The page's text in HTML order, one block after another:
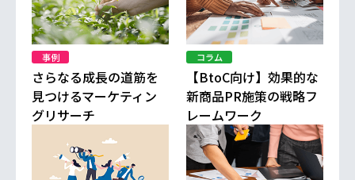
事例
さらなる成長の道筋を
見つけるマーケティン
グリサーチ
コラム
【BtoC向け】効果的な
新商品PR施策の戦略フ
レームワーク